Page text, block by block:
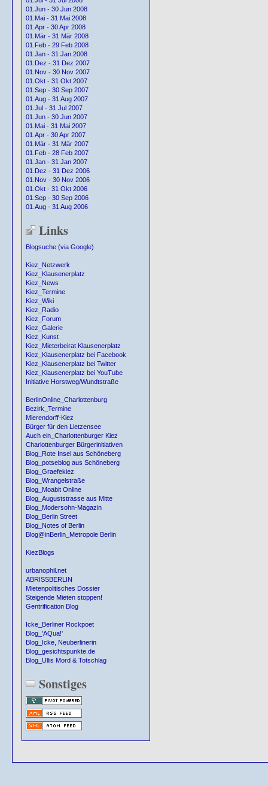
01.Jun - 30 Jun 2008
01.Mai - 31 Mai 2008
01.Apr - 30 Apr 2008
01.Mär - 31 Mär 2008
01.Feb - 29 Feb 2008
01.Jan - 31 Jan 2008
01.Dez - 31 Dez 2007
01.Nov - 30 Nov 2007
01.Okt - 31 Okt 2007
01.Sep - 30 Sep 2007
01.Aug - 31 Aug 2007
01.Jul - 31 Jul 2007
01.Jun - 30 Jun 2007
01.Mai - 31 Mai 2007
01.Apr - 30 Apr 2007
01.Mär - 31 Mär 2007
01.Feb - 28 Feb 2007
01.Jan - 31 Jan 2007
01.Dez - 31 Dez 2006
01.Nov - 30 Nov 2006
01.Okt - 31 Okt 2006
01.Sep - 30 Sep 2006
01.Aug - 31 Aug 2006
Links
Blogsuche (via Google)
Kiez_Netzwerk
Kiez_Klausenerplatz
Kiez_News
Kiez_Termine
Kiez_Wiki
Kiez_Radio
Kiez_Forum
Kiez_Galerie
Kiez_Kunst
Kiez_Mieterbeirat Klausenerplatz
Kiez_Klausenerplatz bei Facebook
Kiez_Klausenerplatz bei Twitter
Kiez_Klausenerplatz bei YouTube
Initiative Horstweg/Wundtstraße
BerlinOnline_Charlottenburg
Bezirk_Termine
Mierendorff-Kiez
Bürger für den Lietzensee
Auch ein_Charlottenburger Kiez
Charlottenburger Bürgerinitiativen
Blog_Rote Insel aus Schöneberg
Blog_potseblog aus Schöneberg
Blog_Graefekiez
Blog_Wrangelstraße
Blog_Moabit Online
Blog_Auguststrasse aus Mitte
Blog_Modersohn-Magazin
Blog_Berlin Street
Blog_Notes of Berlin
Blog@inBerlin_Metropole Berlin
KiezBlogs
urbanophil.net
ABRISSBERLIN
Mietenpolitisches Dossier
Steigende Mieten stoppen!
Gentrification Blog
Icke_Berliner Rockpoet
Blog_'AQua!'
Blog_Icke, Neuberlinerin
Blog_gesichtspunkte.de
Blog_Ullis Mord & Totschlag
Sonstiges